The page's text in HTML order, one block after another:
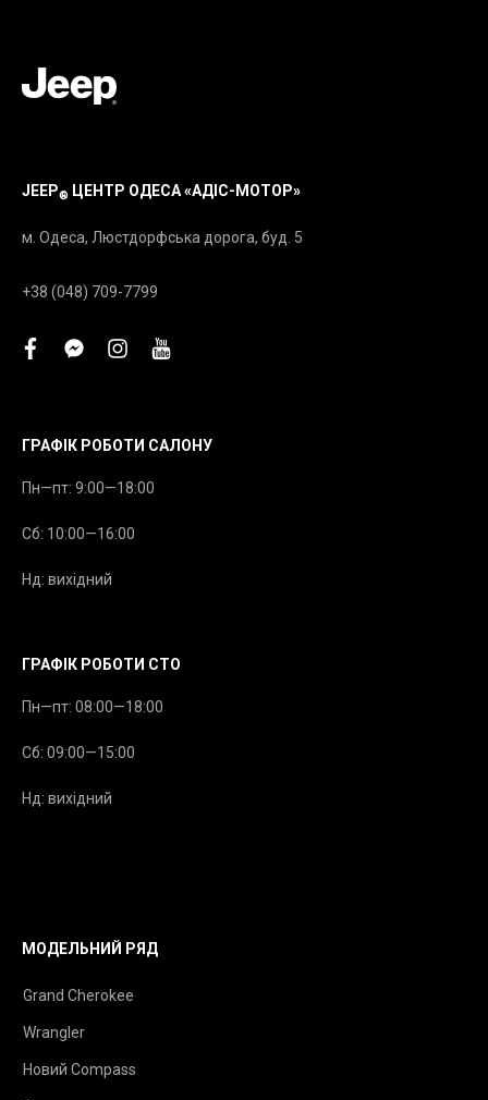
JEEP® ЦЕНТР ОДЕСА «АДІС-МОТОР»
м. Одеса, Люстдорфська дорога, буд. 5
+38 (048) 709-7799
facebookfacebook-
instagram
youtube
ГРАФІК РОБОТИ САЛОНУ
Пн—пт: 9:00—18:00
Сб: 10:00—16:00
Нд: вихідний
ГРАФІК РОБОТИ СТО
Пн—пт: 08:00—18:00
Сб: 09:00—15:00
Нд: вихідний
МОДЕЛЬНИЙ РЯД
Grand Cherokee
Wrangler
Новий Compass